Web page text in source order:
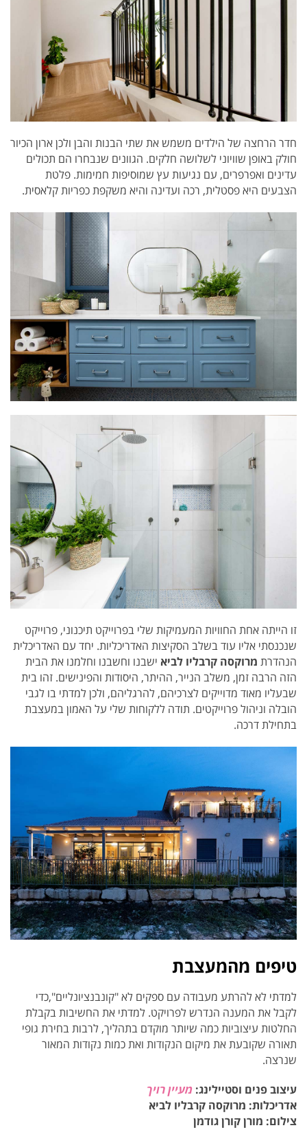
חדר הרחצה של הילדים משמש את שתי הבנות והבן ולכן ארון הכיור
חולק באופן שוויוני לשלושה חלקים. הגוונים שנבחרו הם תכולים
עדינים ואפרפרים, עם נגיעות עץ שמוסיפות חמימות. פלטת
הצבעים היא פסטלית, רכה ועדינה והיא משקפת כפריות קלאסית.
זו הייתה אחת החוויות המעמיקות שלי בפרוייקט תיכנוני, פרוייקט
שנכנסתי אליו עוד בשלב הסקיצות האדריכליות. יחד עם האדריכלית
הנהדרת מרוקסה קרבליו לביא ישבנו וחשבנו וחלמנו את הבית
הזה הרבה זמן, משלב הנייר, ההיתר, היסודות והפינישים. זהו בית
שבעליו מאוד מדוייקים לצרכיהם, להרגליהם, ולכן למדתי בו לגבי
הובלה וניהול פרוייקטים. תודה ללקוחות שלי על האמון במעצבת
בתחילת דרכה.
טיפים מהמעצבת
למדתי לא להרתע מעבודה עם ספקים לא "קונבנציונליים",כדי
לקבל את המענה הנדרש לפרויקט. למדתי את החשיבות בקבלת
החלטות עיצוביות כמה שיותר מוקדם בתהליך, לרבות בחירת גופי
תאורה שקובעת את מיקום הנקודות ואת כמות נקודות המאור
שנרצה.
עיצוב פנים וסטיילינג: מעייןרויך
אדריכלות: מרוקסה קרבליו לביא
צילום: מורן קורן גודמן